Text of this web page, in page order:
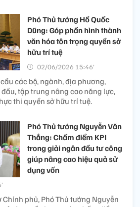
Phó Thủ tướng Hồ Quốc
Dũng: Góp phần hình thành
văn hóa tôn trọng quyền sở
hữu trí tuệ
02/06/2026 15:46’
các bộ, ngành, địa phương,
tập trung nâng cao năng lực,
thi quyền sở hữu trí tuệ.
Phó Thủ tướng Nguyễn Văn
Thắng: Chấm điểm KPI
trong giải ngân đầu tư công
giúp nâng cao hiệu quả sử
dụng vốn
Chính phủ, Phó Thủ tướng Nguyễn